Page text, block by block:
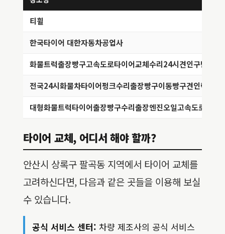
티휠
한국타이어 대한자동차공업사
화물트럭출장빵구고속도로타이어교체수리24시견인구난
전국24시화물차타이어펑크수리출장빵구이동빵구견인렉카
대형화물트럭타이어출장빵구수리출장엔진오일고속도로견인
타이어 교체, 어디서 해야 할까?
안산시 상록구 팔곡동 지역에서 타이어 교체를
고려하신다면, 다음과 같은 곳들을 이용해 보실
수 있습니다.
공식 서비스 센터: 차량 제조사의 공식 서비스